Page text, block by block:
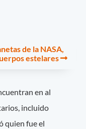
de la NASA,
estelares
en al
incluido
quien fue el